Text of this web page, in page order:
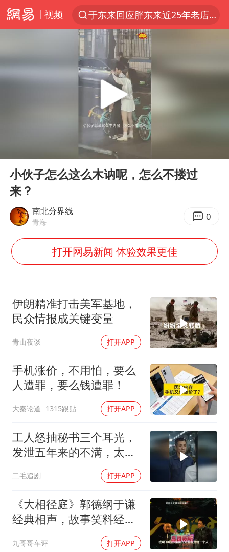
视频
于东来回应胖东来近25年老店年底关闭
《披荆斩棘2026》阵容官宣
杭州机场已取消航班388架次
白海豚北上或致京津冀暴雨
美将每月供乌爱国者拦截导弹
新疆一婚礼线上邀请引热议
云南一男子胃中取出180颗铁钉
景区回应“麦积山石窟看完需2000元”
曹颖儿子首次演长剧
奋力开创中国式现代化建设新局面
Play
小伙子怎么这么木讷呢，怎么不搂过
来？
南北分界线
青海 0
打开网易新闻 体验效果更佳
伊朗精准打击美军基地，
民众情报成关键变量
青山夜谈 打开APP
手机涨价，不用怕，要么
人遭罪，要么钱遭罪！
大秦论道 1315跟贴 打开APP
工人怒抽秘书三个耳光，
发泄五年来的不满，太解
二毛追剧 打开APP
《大相径庭》郭德纲于谦
经典相声，故事笑料经典
九哥哥车评 打开APP